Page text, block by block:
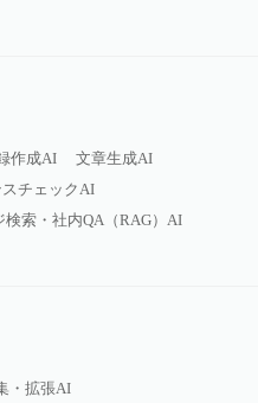
作成AI
文章生成AI
チェックAI
検索・社内QA（RAG）AI
・拡張AI